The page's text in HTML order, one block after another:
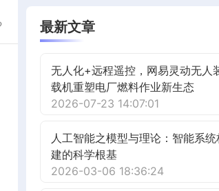
最新文章
无人化+远程遥控，网易灵动无人
载机重塑电厂燃料作业新生态
2026-07-23 14:07:01
人工智能之模型与理论：智能系统
建的科学根基
2026-03-06 18:36:24